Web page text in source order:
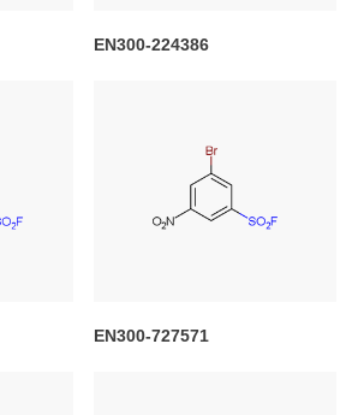
EN300-224386
EN300-727571